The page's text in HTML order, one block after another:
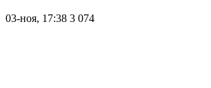
03-ноя, 17:38 3 074